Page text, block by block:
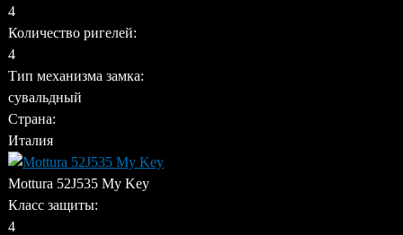
4
Количество ригелей:
4
Тип механизма замка:
сувальдный
Страна:
Италия
Mottura 52J535 My Key
Класс защиты:
4